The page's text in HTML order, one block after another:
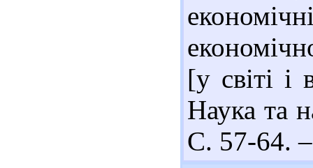
[у світі
Наука та
С. 57-64. –